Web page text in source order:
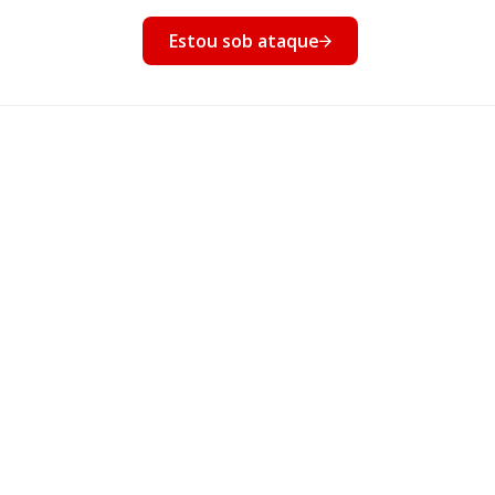
Estou sob ataque